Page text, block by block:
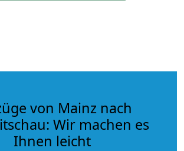
von Mainz nach
Wir machen es
Ihnen leicht